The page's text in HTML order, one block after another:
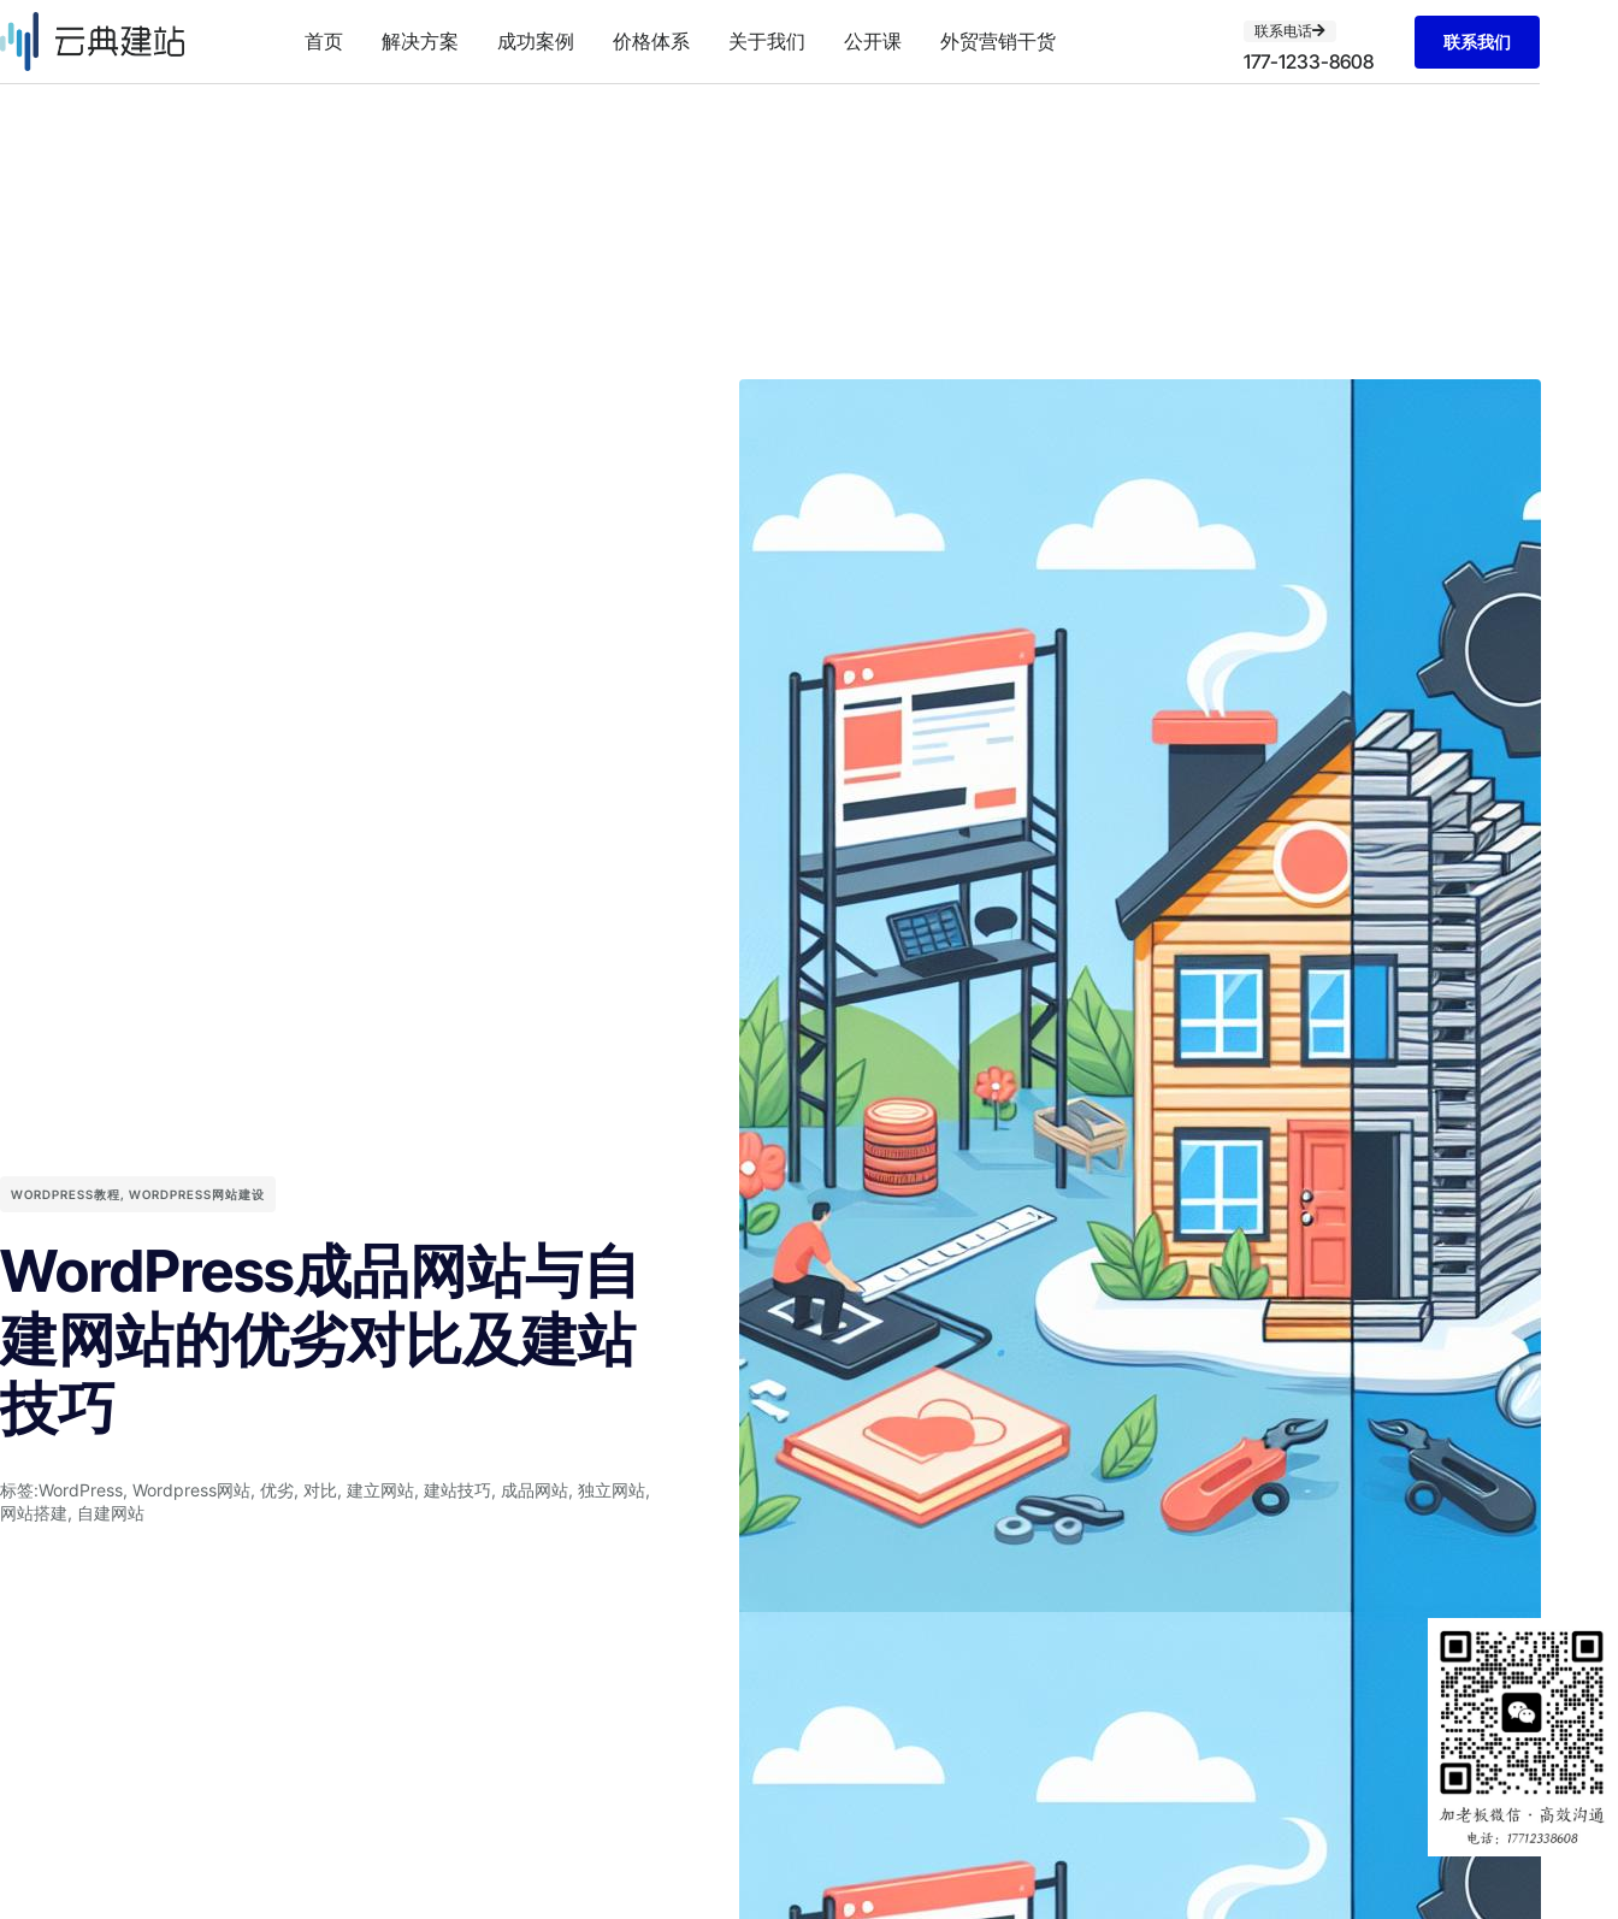
首页 解决方案 成功案例 价格体系 关于我们 公开课 外贸营销干货 联系电话
177-1233-8608
联系我们
WORDPRESS教程, WORDPRESS网站建设
WordPress成品网站与自
建网站的优劣对比及建站
技巧
标签:WordPress, Wordpress网站, 优劣, 对比, 建立网站, 建站技巧, 成品网站, 独立网站,
网站搭建, 自建网站